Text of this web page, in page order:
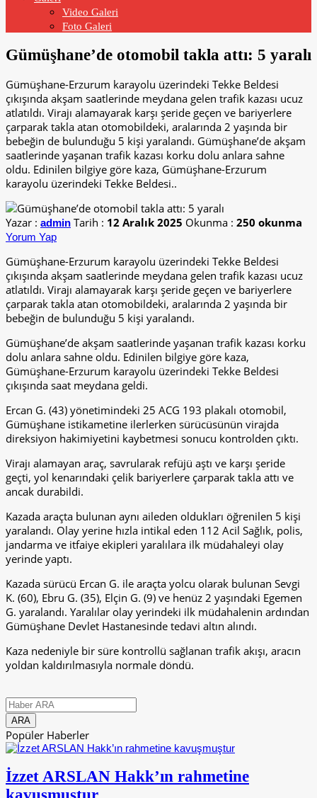
Video Galeri
Foto Galeri
Gümüşhane’de otomobil takla attı: 5 yaralı
Gümüşhane-Erzurum karayolu üzerindeki Tekke Beldesi
çıkışında akşam saatlerinde meydana gelen trafik kazası ucuz
atlatıldı. Virajı alamayarak karşı şeride geçen ve bariyerlere
çarparak takla atan otomobildeki, aralarında 2 yaşında bir
bebeğin de bulunduğu 5 kişi yaralandı. Gümüşhane’de akşam
saatlerinde yaşanan trafik kazası korku dolu anlara sahne
oldu. Edinilen bilgiye göre kaza, Gümüşhane-Erzurum
karayolu üzerindeki Tekke Beldesi..
Yazar : admin Tarih : 12 Aralık 2025 Okunma : 250 okunma
Yorum Yap
Gümüşhane-Erzurum karayolu üzerindeki Tekke Beldesi
çıkışında akşam saatlerinde meydana gelen trafik kazası ucuz
atlatıldı. Virajı alamayarak karşı şeride geçen ve bariyerlere
çarparak takla atan otomobildeki, aralarında 2 yaşında bir
bebeğin de bulunduğu 5 kişi yaralandı.
Gümüşhane’de akşam saatlerinde yaşanan trafik kazası korku
dolu anlara sahne oldu. Edinilen bilgiye göre kaza,
Gümüşhane-Erzurum karayolu üzerindeki Tekke Beldesi
çıkışında saat meydana geldi.
Ercan G. (43) yönetimindeki 25 ACG 193 plakalı otomobil,
Gümüşhane istikametine ilerlerken sürücüsünün virajda
direksiyon hakimiyetini kaybetmesi sonucu kontrolden çıktı.
Virajı alamayan araç, savrularak refüjü aştı ve karşı şeride
geçti, yol kenarındaki çelik bariyerlere çarparak takla attı ve
ancak durabildi.
Kazada araçta bulunan aynı aileden oldukları öğrenilen 5 kişi
yaralandı. Olay yerine hızla intikal eden 112 Acil Sağlık, polis,
jandarma ve itfaiye ekipleri yaralılara ilk müdahaleyi olay
yerinde yaptı.
Kazada sürücü Ercan G. ile araçta yolcu olarak bulunan Sevgi
K. (60), Ebru G. (35), Elçin G. (9) ve henüz 2 yaşındaki Egemen
G. yaralandı. Yaralılar olay yerindeki ilk müdahalenin ardından
Gümüşhane Devlet Hastanesinde tedavi altın alındı.
Kaza nedeniyle bir süre kontrollü sağlanan trafik akışı, aracın
yoldan kaldırılmasıyla normale döndü.
Popüler Haberler
İzzet ARSLAN Hakk’ın rahmetine